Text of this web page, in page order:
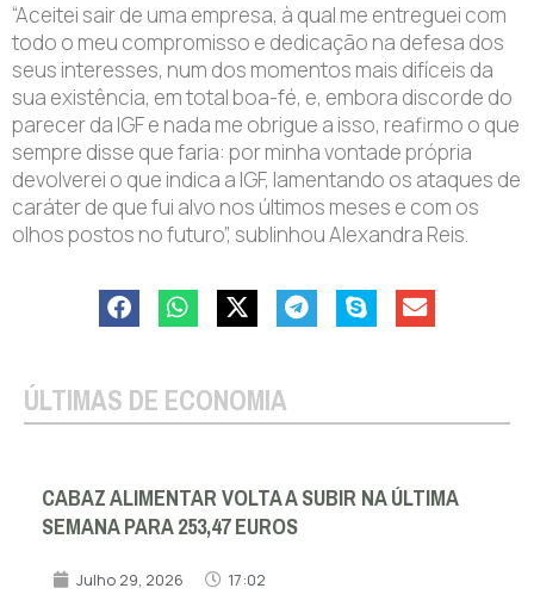
“Aceitei sair de uma empresa, à qual me entreguei com
todo o meu compromisso e dedicação na defesa dos
seus interesses, num dos momentos mais difíceis da
sua existência, em total boa-fé, e, embora discorde do
parecer da IGF e nada me obrigue a isso, reafirmo o que
sempre disse que faria: por minha vontade própria
devolverei o que indica a IGF, lamentando os ataques de
caráter de que fui alvo nos últimos meses e com os
olhos postos no futuro”, sublinhou Alexandra Reis.
ÚLTIMAS DE ECONOMIA
CABAZ ALIMENTAR VOLTA A SUBIR NA ÚLTIMA
SEMANA PARA 253,47 EUROS
Julho 29, 2026 17:02